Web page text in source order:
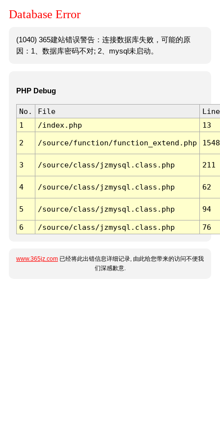
Database Error
(1040) 365建站错误警告：连接数据库失败，可能的原
因：1、数据库密码不对; 2、mysql未启动。
PHP Debug
No. File
Line
1
/index.php 13
2 /source/function/function_extend.php 1548
3 /source/class/jzmysql.class.php 211
4 /source/class/jzmysql.class.php 62
5 /source/class/jzmysql.class.php 94
6 /source/class/jzmysql.class.php 76
www.365jz.com 已经将此出错信息详细记录, 由此给您带来的访问不便我
们深感歉意.